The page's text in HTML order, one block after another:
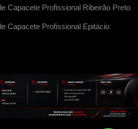
Capacete Profissional Ribeirão Preto
Capacete Profissional Epitácio